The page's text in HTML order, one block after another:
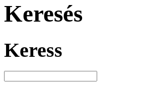
Keresés
Keress